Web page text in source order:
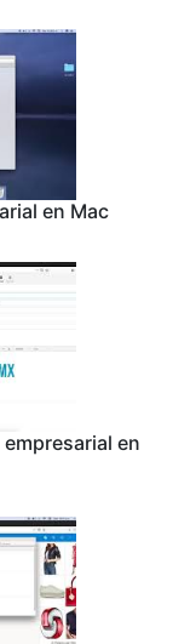
en Mac
en